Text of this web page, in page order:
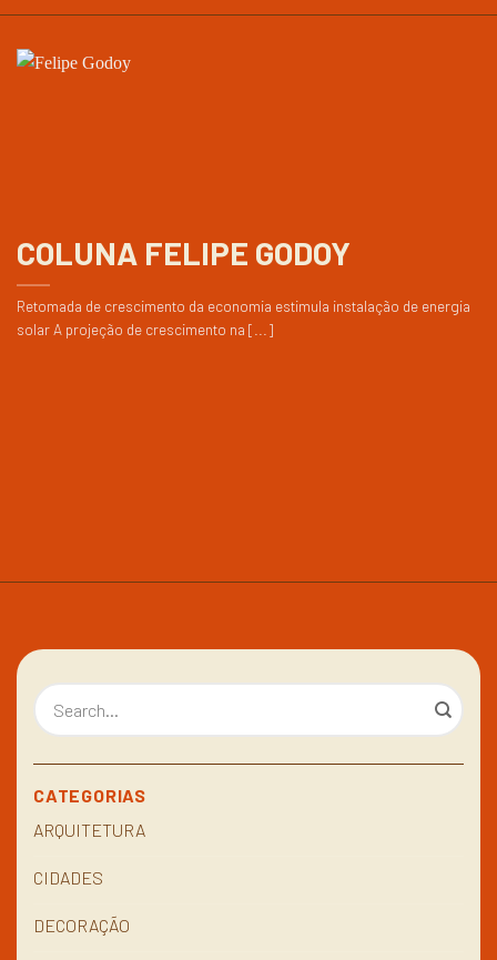
COLUNA FELIPE GODOY
Retomada de crescimento da economia estimula instalação de energia
solar A projeção de crescimento na [...]
CATEGORIAS
ARQUITETURA
CIDADES
DECORAÇÃO